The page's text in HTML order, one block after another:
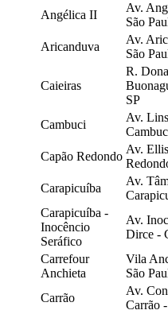
Angélica II
Av.
São
Aricanduva
Av.
São
Caieiras
R.
SP
Cambuci
Av.
Capão Redondo
Av.
Carapicuíba
Av.
Carapicuíba -
Inocêncio
Seráfico
Av.
Dirce -
Carrefour
Anchieta
Vila
São
Carrão
Av.
Carrão